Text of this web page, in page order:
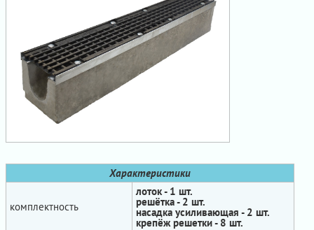
Характеристики
комплектность
лоток - 1 шт.
решётка - 2 шт.
насадка усиливающая - 2 шт.
крепёж решетки - 8 шт.